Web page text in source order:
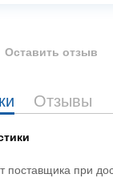
Отзывы
поставщика при
Оставить отзыв